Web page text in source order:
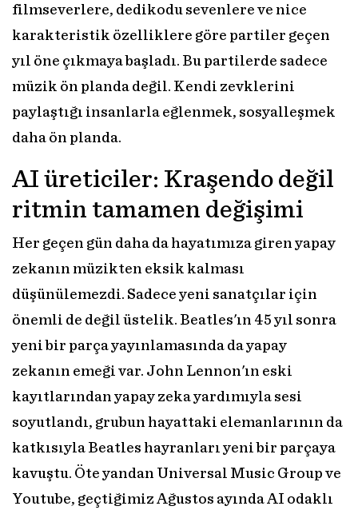
filmseverlere, dedikodu sevenlere ve nice
karakteristik özelliklere göre partiler geçen
yıl öne çıkmaya başladı. Bu partilerde sadece
müzik ön planda değil. Kendi zevklerini
paylaştığı insanlarla eğlenmek, sosyalleşmek
daha ön planda.
AI üreticiler: Kraşendo değil
ritmin tamamen değişimi
Her geçen gün daha da hayatımıza giren yapay
zekanın müzikten eksik kalması
düşünülemezdi. Sadece yeni sanatçılar için
önemli de değil üstelik. Beatles'ın 45 yıl sonra
yeni bir parça yayınlamasında da yapay
zekanın emeği var. John Lennon'ın eski
kayıtlarından yapay zeka yardımıyla sesi
soyutlandı, grubun hayattaki elemanlarının da
katkısıyla Beatles hayranları yeni bir parçaya
kavuştu. Öte yandan Universal Music Group ve
Youtube, geçtiğimiz Ağustos ayında AI odaklı